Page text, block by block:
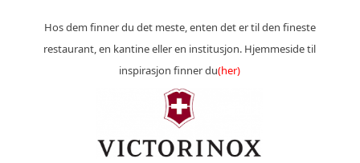
Hos dem finner du det meste, enten det er til den fineste
restaurant, en kantine eller en institusjon. Hjemmeside til
inspirasjon finner du(her)